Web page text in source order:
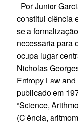
Por Junior
constitui ciência
se a
necessária para
ocupa lugar
Nicholas
Entropy Law
publicado em
“Science,
(Ciência,